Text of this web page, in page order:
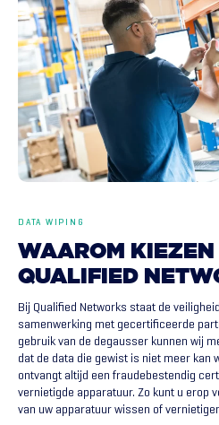
DATA WIPING
WAAROM KIEZEN
QUALIFIED
Bij Qualified Networks staat de
samenwerking met gecertificeerde
gebruik van de degausser kunnen wij
dat de data die gewist is niet meer kan
ontvangt altijd een fraudebestendig
vernietigde apparatuur. Zo kunt u erop
van uw apparatuur wissen of